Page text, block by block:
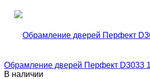
Обрамление дверей Перфект D3033
В наличии